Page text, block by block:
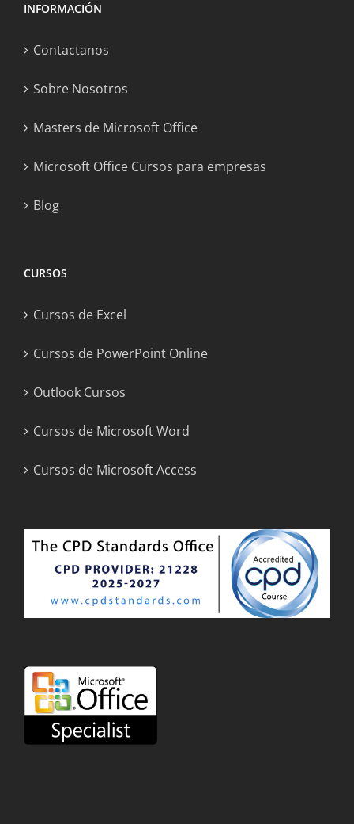
INFORMACIÓN
Contactanos
Sobre Nosotros
Masters de Microsoft Office
Microsoft Office Cursos para empresas
Blog
CURSOS
Cursos de Excel
Cursos de PowerPoint Online
Outlook Cursos
Cursos de Microsoft Word
Cursos de Microsoft Access